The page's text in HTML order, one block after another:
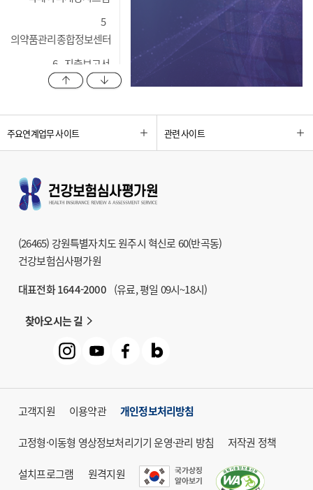
5
의약품관리종합정보센터
6 지출보고서
관리시스템
8 HIRA OAK
9 건강보험심사평가원
학술지 HIRA Research
11 청구방법 및
12
거짓청구요양기관명단
대체조제정보시스템
건강보험심사평가원
이전 항목 보기다음 항목 보기
주요연계업무 사이트 관련 사이트
(26465) 강원특별자치도 원주시 혁신로 60(반곡동)
건강보험심사평가원
대표전화 1644-2000 (유료, 평일 09시~18시)
찾아오시는 길
고객지원 이용약관 개인정보처리방침
고정형·이동형 영상정보처리기기 운영·관리 방침 저작권 정책
설치프로그램 원격지원